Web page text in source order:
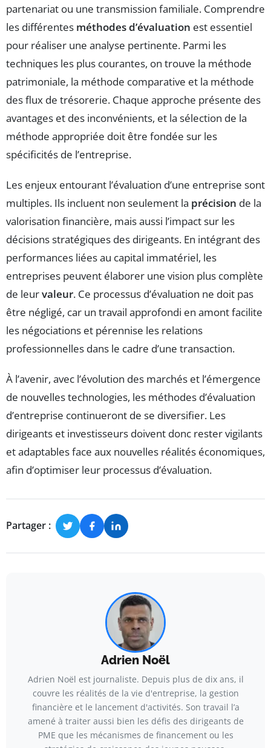
partenariat ou une transmission familiale. Comprendre
les différentes méthodes d’évaluation est essentiel
pour réaliser une analyse pertinente. Parmi les
techniques les plus courantes, on trouve la méthode
patrimoniale, la méthode comparative et la méthode
des flux de trésorerie. Chaque approche présente des
avantages et des inconvénients, et la sélection de la
méthode appropriée doit être fondée sur les
spécificités de l’entreprise.
Les enjeux entourant l’évaluation d’une entreprise sont
multiples. Ils incluent non seulement la précision de la
valorisation financière, mais aussi l’impact sur les
décisions stratégiques des dirigeants. En intégrant des
performances liées au capital immatériel, les
entreprises peuvent élaborer une vision plus complète
de leurvaleur. Ce processus d’évaluation ne doit pas
être négligé, car un travail approfondi en amont facilite
les négociations et pérennise les relations
professionnelles dans le cadre d’une transaction.
À l’avenir, avec l’évolution des marchés et l’émergence
de nouvelles technologies, les méthodes d’évaluation
d’entreprise continueront de se diversifier. Les
dirigeants et investisseurs doivent donc rester vigilants
et adaptables face aux nouvelles réalités économiques,
afin d’optimiser leur processus d’évaluation.
Partager :
Adrien Noël
Adrien Noël est journaliste. Depuis plus de dix ans, il
couvre les réalités de la vie d'entreprise, la gestion
financière et le lancement d'activités. Son travail l’a
amené à traiter aussi bien les défis des dirigeants de
PME que les mécanismes de financement ou les